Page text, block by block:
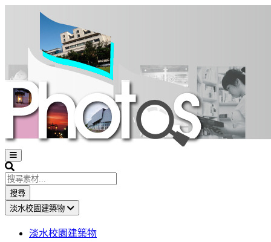
Open
sidebar
Search
搜尋
淡水校園建築物
淡水校園建築物